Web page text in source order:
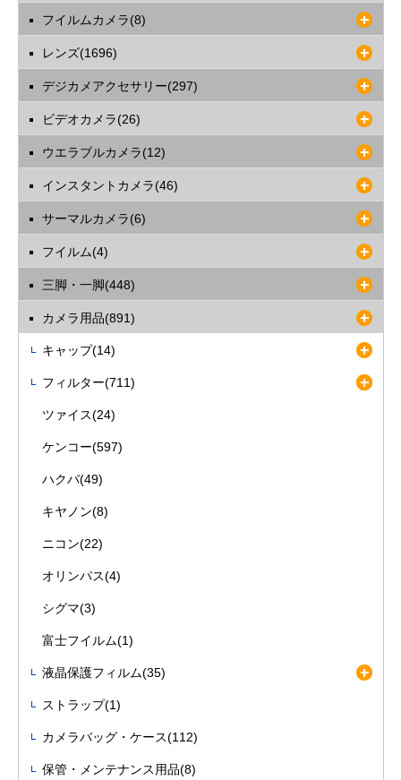
フイルムカメラ(8)
レンズ(1696)
デジカメアクセサリー(297)
ビデオカメラ(26)
ウエラブルカメラ(12)
インスタントカメラ(46)
サーマルカメラ(6)
フイルム(4)
三脚・一脚(448)
カメラ用品(891)
キャップ(14)
フィルター(711)
ツァイス(24)
ケンコー(597)
ハクバ(49)
キヤノン(8)
ニコン(22)
オリンパス(4)
シグマ(3)
富士フイルム(1)
液晶保護フィルム(35)
ストラップ(1)
カメラバッグ・ケース(112)
保管・メンテナンス用品(8)